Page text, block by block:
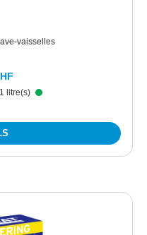
vaisselles
litre(s)